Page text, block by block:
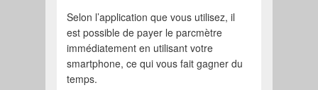
Selon l’application que vous utilisez, il
est possible de payer le parcmètre
immédiatement en utilisant votre
smartphone, ce qui vous fait gagner du
temps.